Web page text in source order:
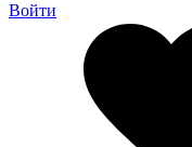
Войти